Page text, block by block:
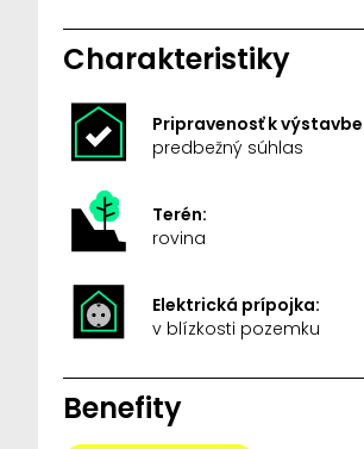
Charakteristiky
Pripravenosť k
predbežný súhlas
Terén:
rovina
Elektrická prípojka:
v blízkosti pozemku
Benefity